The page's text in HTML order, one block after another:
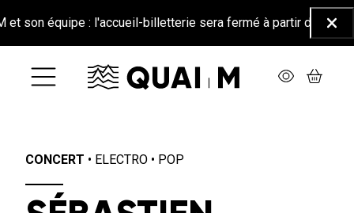
équipe : l'accueil-billetterie sera fermé à partir du 26 juin
CONCERT • ELECTRO • POP